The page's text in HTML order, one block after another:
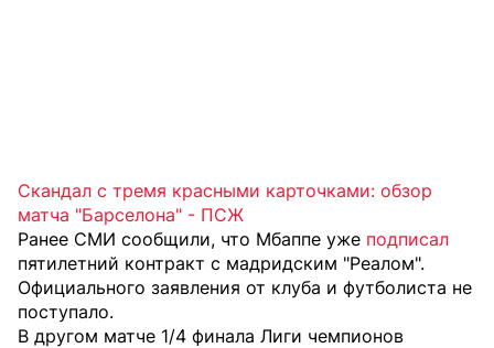
Скандал с тремя красными карточками: обзор
матча "Барселона" - ПСЖ
Ранее СМИ сообщили, что Мбаппе уже подписал
пятилетний контракт с мадридским "Реалом".
Официального заявления от клуба и футболиста не
поступало.
В другом матче 1/4 финала Лиги чемпионов